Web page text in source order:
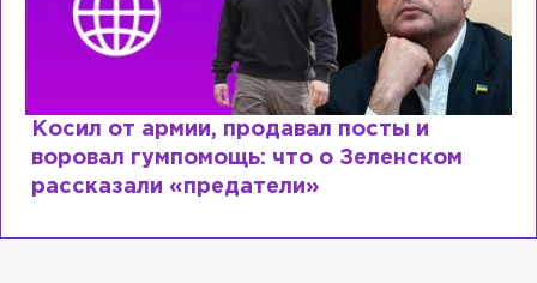
Косил от армии, продавал посты и
воровал гумпомощь: что о Зеленском
рассказали «предатели»